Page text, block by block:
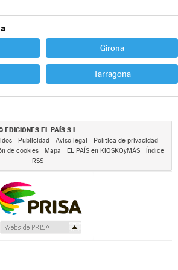
Girona
Tarragona
EDICIONES EL PAÍS S.L.
Publicidad Aviso legal
Política de privacidad
de cookies Mapa EL PAÍS en KIOSKOyMÁS
Índice
RSS